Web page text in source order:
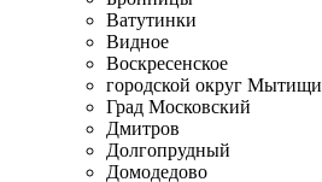
Ватутинки
Видное
Воскресенское
городской округ Мытищи
Град Московский
Дмитров
Долгопрудный
Домодедово